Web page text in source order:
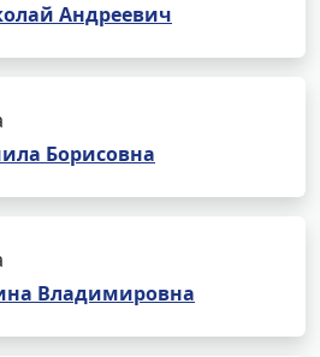
Андреевич
Борисовна
Владимировна